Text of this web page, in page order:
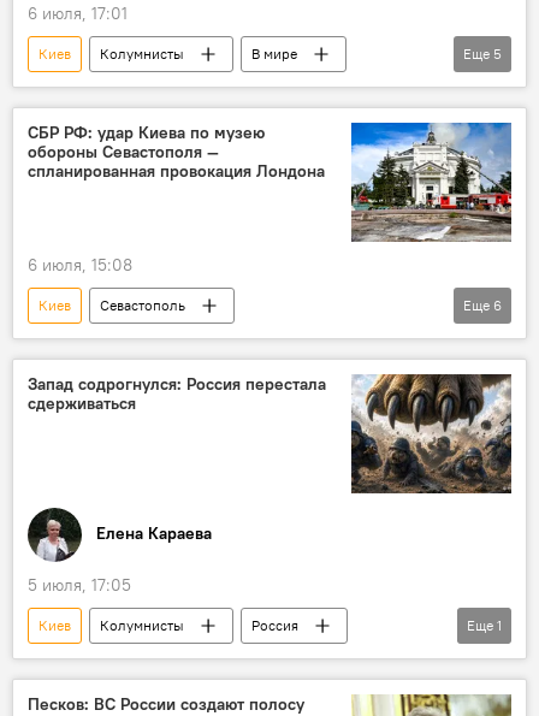
6 июля, 17:01
Киев Колумнисты
В мире
Украина
Россия
Дональд Трамп
НАТО
ВСУ
Еще 5
СБР РФ: удар Киева по музею
обороны Севастополя —
спланированная провокация Лондона
6 июля, 15:08
Киев
Севастополь
Служба внешней разведки России
музей
Еще 6
Запад содрогнулся: Россия перестала
сдерживаться
Елена Караева
5 июля, 17:05
Киев Колумнисты
Россия
Москва
Еще 1
Песков: ВС России создают полосу